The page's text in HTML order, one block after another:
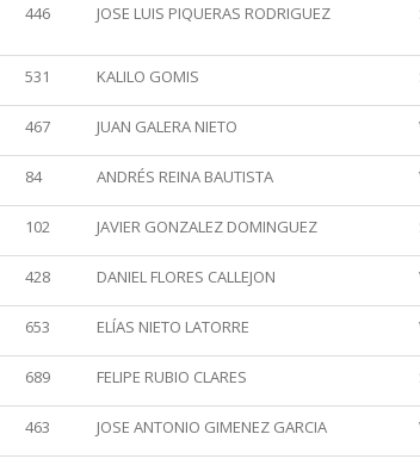
446 JOSE LUIS PIQUERAS RODRIGUEZ
531 KALILO GOMIS
467 JUAN GALERA NIETO
84 ANDRÉS REINA BAUTISTA
102 JAVIER GONZALEZ DOMINGUEZ
428 DANIEL FLORES CALLEJON
653 ELÍAS NIETO LATORRE
689 FELIPE RUBIO CLARES
463 JOSE ANTONIO GIMENEZ GARCIA